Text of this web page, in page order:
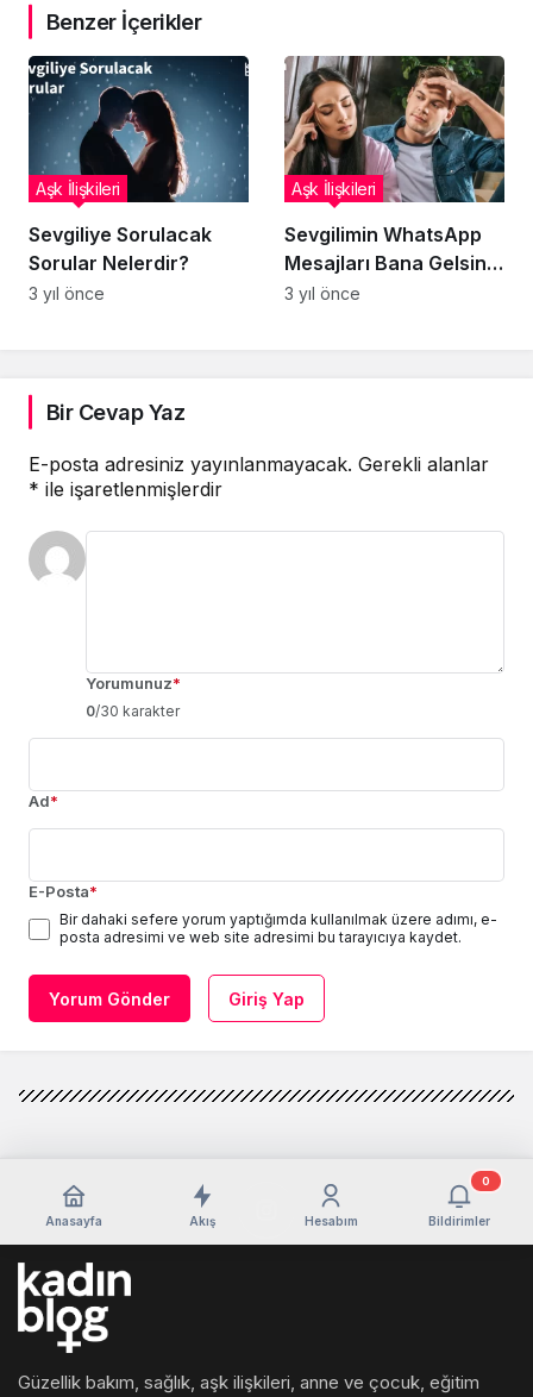
Benzer İçerikler
Sevgiliye Sorulacak
Sorular Nelerdir?
Aşk İlişkileri
3 yıl önce
Sevgilimin WhatsApp
Mesajları Bana Gelsin
(Kesin Çözüm)
Aşk İlişkileri
3 yıl önce
Bir Cevap Yaz
E-posta adresiniz yayınlanmayacak. Gerekli alanlar
* ile işaretlenmişlerdir
Yorumunuz*
0/30 karakter
Ad*
E-Posta*
Bir dahaki sefere yorum yaptığımda kullanılmak üzere adımı, e-
posta adresimi ve web site adresimi bu tarayıcıya kaydet.
Yorum Gönder Giriş Yap
Anasayfa Akış Hesabım Bildirimler
0
Güzellik bakım, sağlık, aşk ilişkileri, anne ve çocuk, eğitim